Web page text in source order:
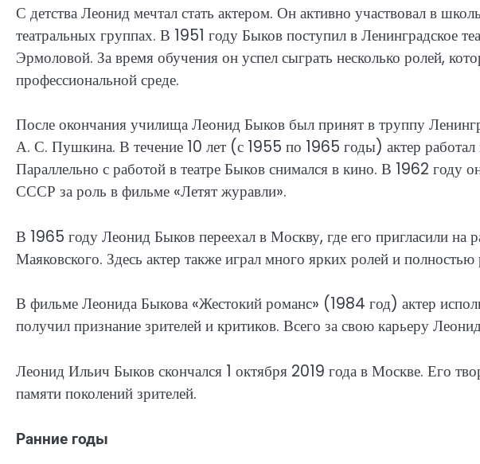
С детства Леонид мечтал стать актером. Он активно участвовал в
театральных группах. В 1951 году Быков поступил в Ленинградское
Эрмоловой. За время обучения он успел сыграть несколько ролей,
профессиональной среде.
После окончания училища Леонид Быков был принят в труппу
А. С. Пушкина. В течение 10 лет (с 1955 по 1965 годы) актер работал
Параллельно с работой в театре Быков снимался в кино. В 1962 году
СССР за роль в фильме «Летят журавли».
В 1965 году Леонид Быков переехал в Москву, где его пригласили на
Маяковского. Здесь актер также играл много ярких ролей и полностью
В фильме Леонида Быкова «Жестокий романс» (1984 год) актер
получил признание зрителей и критиков. Всего за свою карьеру
Леонид Ильич Быков скончался 1 октября 2019 года в Москве. Его
памяти поколений зрителей.
Ранние годы